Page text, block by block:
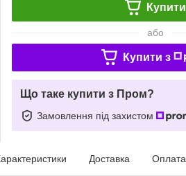
Купити
або
Купити з
Що таке купити з Пром?
Замовлення під захистом
Доставка Оплата